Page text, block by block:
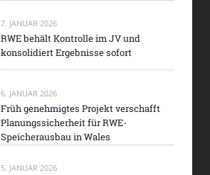
7. JANUAR 2026
RWE behält Kontrolle im JV und
konsolidiert Ergebnisse sofort
6. JANUAR 2026
Früh genehmigtes Projekt verschafft
Planungssicherheit für RWE-
Speicherausbau in Wales
5. JANUAR 2026